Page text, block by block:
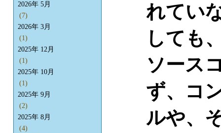
れてい
しても
ソース
ず、コ
ルや、
2026年 5月
(7)
2026年 3月
(1)
2025年 12月
(1)
2025年 10月
(1)
2025年 9月
(2)
2025年 8月
(4)